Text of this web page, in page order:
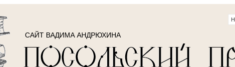
САЙТ ВАДИМА АНДРЮХИНА